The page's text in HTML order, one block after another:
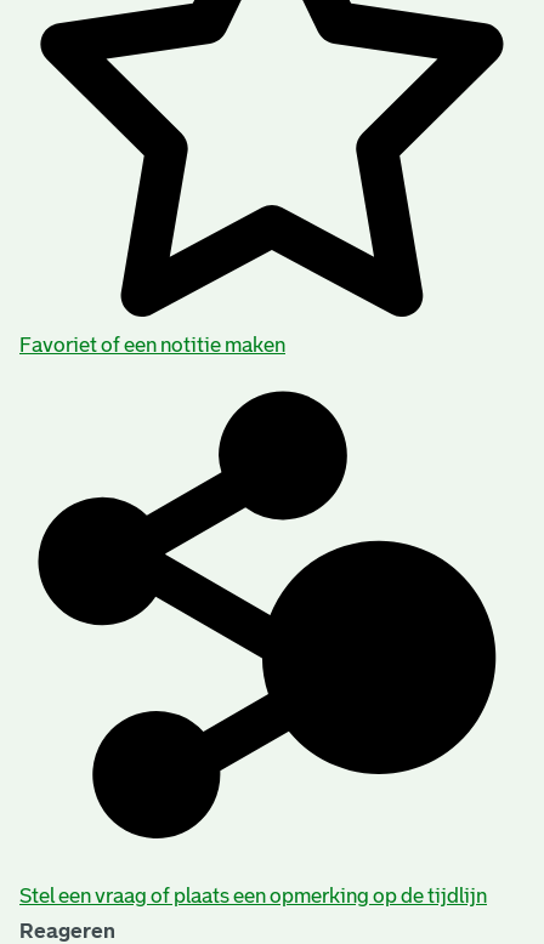
Favoriet of een notitie maken
Stel een vraag of plaats een opmerking op de tijdlijn
Reageren